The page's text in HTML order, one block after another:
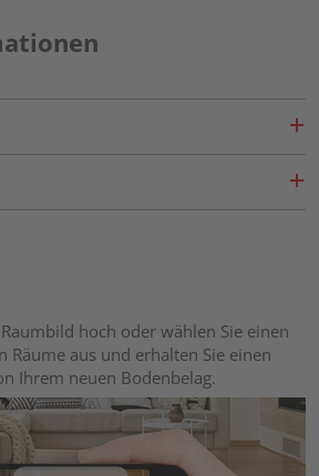
hoch oder wählen Sie einen
Räume aus und erhalten Sie einen
Ihrem neuen Bodenbelag.